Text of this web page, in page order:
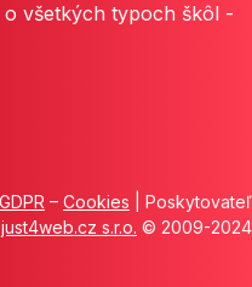
všetkých typoch škôl -
GDPR – Cookies | Poskytovateľ
just4web.cz s.r.o. © 2009-2024